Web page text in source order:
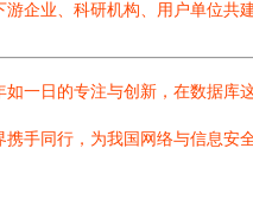
企业、科研机构、用户单位共
一日的专注与创新，在数据库
手同行，为我国网络与信息